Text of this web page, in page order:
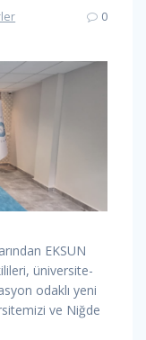
0
EKSUN
üniversite-
odaklı yeni
ve Niğde